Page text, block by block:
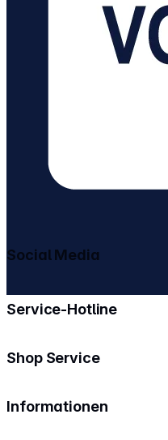
Service-Hotline
Shop Service
Informationen
Social Media